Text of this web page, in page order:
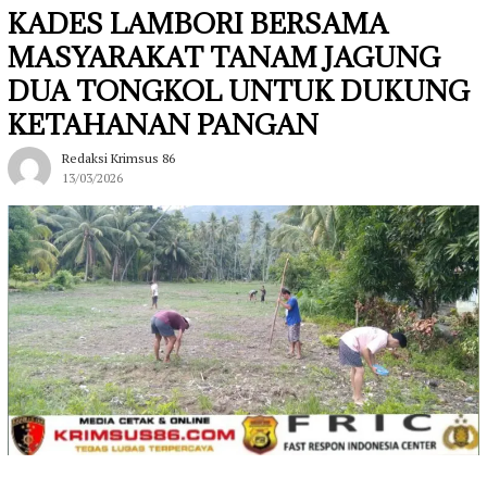
KADES LAMBORI BERSAMA
MASYARAKAT TANAM JAGUNG
DUA TONGKOL UNTUK DUKUNG
KETAHANAN PANGAN
Redaksi Krimsus 86
13/03/2026